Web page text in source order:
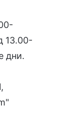
13.00-
дни.